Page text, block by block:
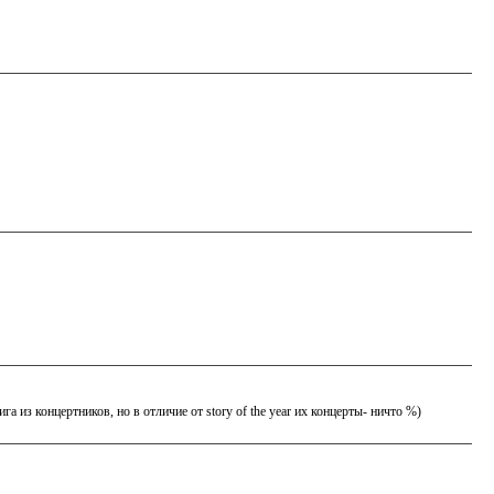
из концертников, но в отличие от story of the year их концерты- ничто %)